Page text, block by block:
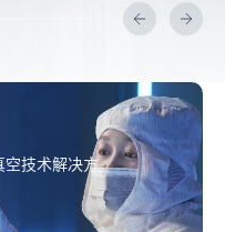
空技术解决方